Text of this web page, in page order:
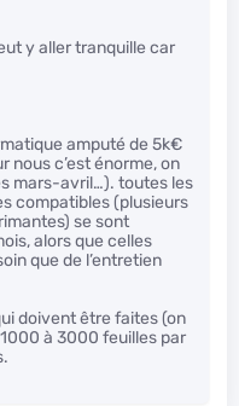
y aller tranquille car
amputé de 5k€
nous c’est énorme, on
mars-avril…). toutes les
compatibles (plusieurs
se sont
alors que celles
que de l’entretien
doivent être faites (on
à 3000 feuilles par